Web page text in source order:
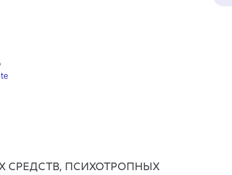
СРЕДСТВ, ПСИХОТРОПНЫХ